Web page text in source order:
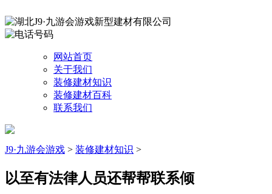
网站首页
关于我们
装修建材知识
装修建材百科
联系我们
J9·九游会游戏 > 装修建材知识 >
以至有法律人员还帮帮联系倾